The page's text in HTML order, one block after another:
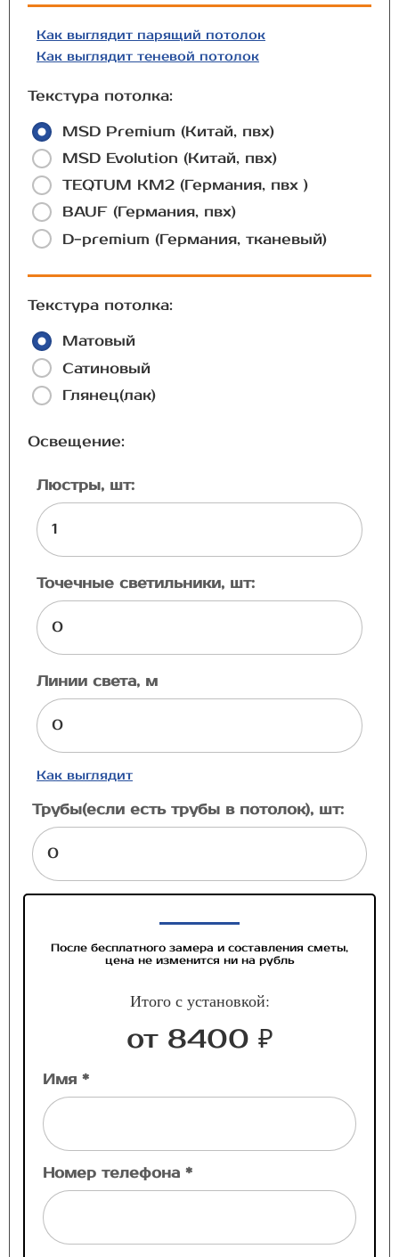
Как выглядит парящий потолок
Как выглядит теневой потолок
Текстура потолка:
MSD Premium (Китай, пвх)
MSD Evolution (Китай, пвх)
TEQTUM КМ2 (Германия, пвх )
BAUF (Германия, пвх)
D-premium (Германия, тканевый)
Текстура потолка:
Матовый
Сатиновый
Глянец(лак)
Освещение:
Люстры, шт:
Точечные светильники, шт:
Линии света, м
Как выглядит
Трубы(если есть трубы в потолок), шт:
После бесплатного замера и составления сметы,
цена не изменится ни на рубль
Итого с установкой:
от 8400 ₽
Имя *
Номер телефона *